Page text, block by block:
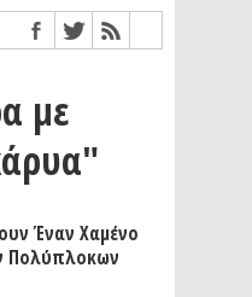
με
Έναν Χαμένο
Πολύπλοκων